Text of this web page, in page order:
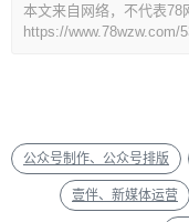
本文来自网络，不代表78
https://www.78wzw.com/
公众号制作、公众号排版
壹伴、新媒体运营